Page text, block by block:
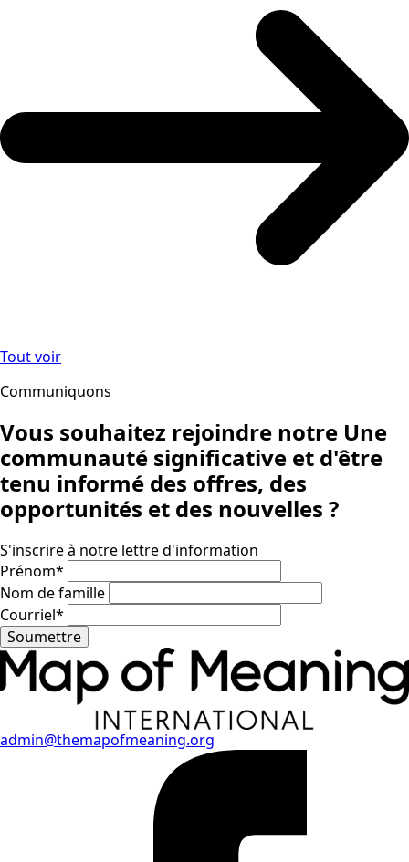
Tout voir
Communiquons
Vous souhaitez rejoindre notre Une
communauté significative et d'être
tenu informé des offres, des
opportunités et des nouvelles ?
S'inscrire à notre lettre d'information
Prénom*
Nom de famille
Courriel*
Soumettre
admin@themapofmeaning.org